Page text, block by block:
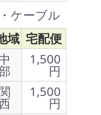
ケーブル
域 宅配便
1,500
円
1,500
円